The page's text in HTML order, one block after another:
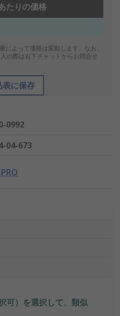
たりの価格
よって価格は変動します。なお、
の際は右下チャットからお問合せ
表に保存
0992
04-673
可）を選択して、類似